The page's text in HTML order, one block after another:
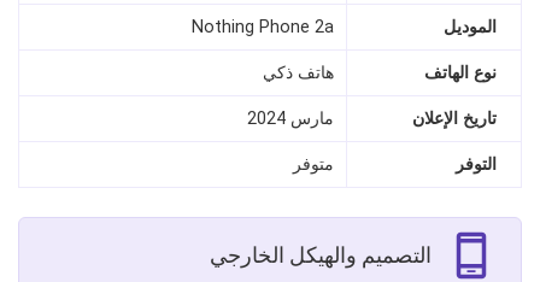
الموديل Nothing Phone 2a
نوع الهاتف هاتف ذكي
تاريخ الإعلان مارس 2024
التوفر متوفر
التصميم والهيكل الخارجي